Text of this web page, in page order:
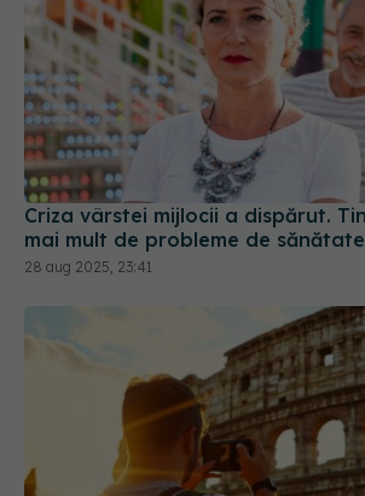
Criza vârstei mijlocii a dispărut.
mai mult de probleme de
28 aug 2025, 23:41